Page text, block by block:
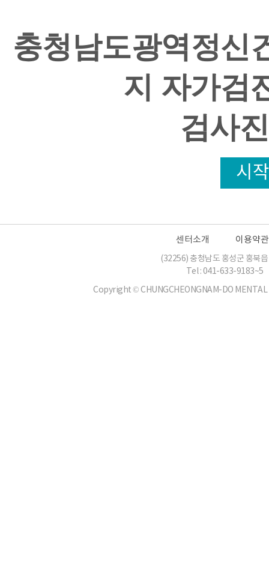
충청남도광역정신
지 자가검
검사
시
센터소개 이용약관
(32256) 충청남도 홍성군 홍북
Tel : 041-633-9183~5
Copyright © CHUNGCHEONGNAM-DO